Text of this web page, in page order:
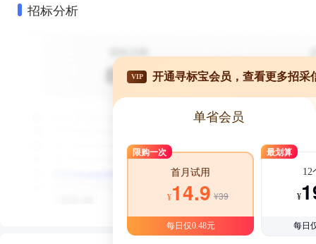
招标分析
VIP 开通寻标宝会员，查看更多招采
单省会员
限购一次
首月试用
¥14.9 ¥39
每日仅0.48元
最划算
12
¥
每日